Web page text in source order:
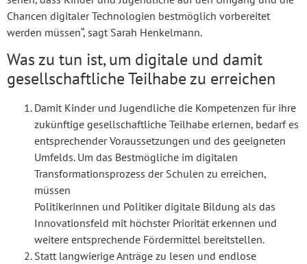
Chancen digitaler Technologien bestmöglich vorbereitet
werden müssen“, sagt Sarah Henkelmann.
Was zu tun ist, um digitale und damit
gesellschaftliche Teilhabe zu erreichen
Damit Kinder und Jugendliche die Kompetenzen für ihre
zukünftige gesellschaftliche Teilhabe erlernen, bedarf es
entsprechender Voraussetzungen und des geeigneten
Umfelds. Um das Bestmögliche im digitalen
Transformationsprozess der Schulen zu erreichen,
müssen
Politikerinnen und Politiker digitale Bildung als das
Innovationsfeld mit höchster Priorität erkennen und
weitere entsprechende Fördermittel bereitstellen.
Statt langwierige Anträge zu lesen und endlose